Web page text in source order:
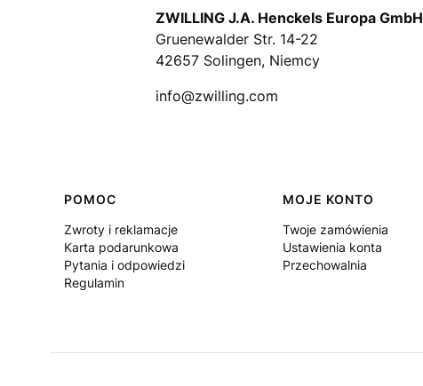
ZWILLING J.A. Henckels Europa GmbH
Gruenewalder Str. 14-22
42657 Solingen, Niemcy
info@zwilling.com
Linki w stopce
POMOC
Zwroty i reklamacje
Karta podarunkowa
Pytania i odpowiedzi
Regulamin
MOJE KONTO
Twoje zamówienia
Ustawienia konta
Przechowalnia